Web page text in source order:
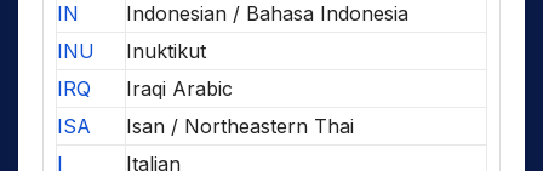
IN
Indonesian / Bahasa Indonesia
INU
Inuktikut
IRQ
Iraqi Arabic
ISA
Isan / Northeastern Thai
I
Italian